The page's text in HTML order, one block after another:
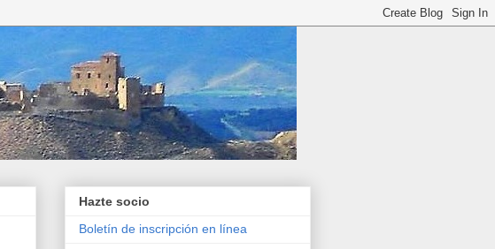
Hazte socio
Boletín de inscripción en línea